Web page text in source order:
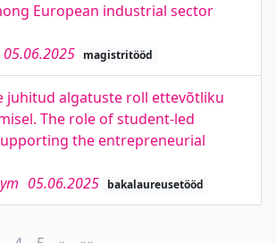
European industrial sector
05.06.2025 magistritööd
juhitud algatuste roll ettevõtliku
The role of student-led
the entrepreneurial
05.06.2025 bakalaureusetööd